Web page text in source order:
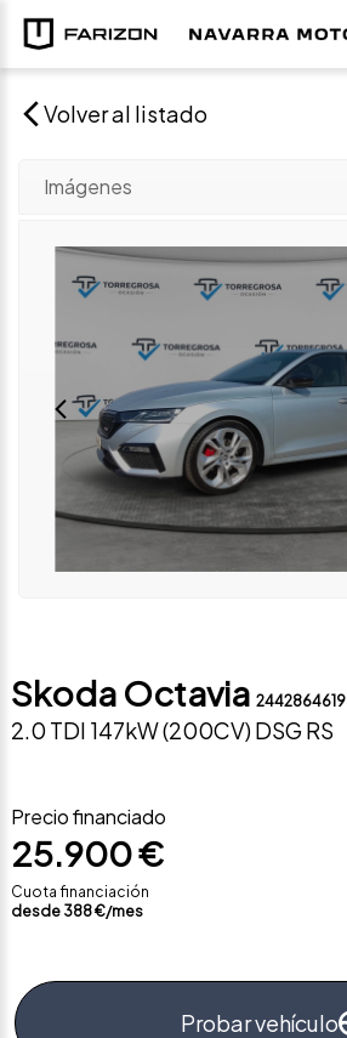
Volver al listado
Imágenes
Skoda Octavia 2442864619
2.0 TDI 147kW (200CV) DSG RS
Precio financiado
25.900 €
Cuota financiación
desde 388€/mes
Probar vehículo